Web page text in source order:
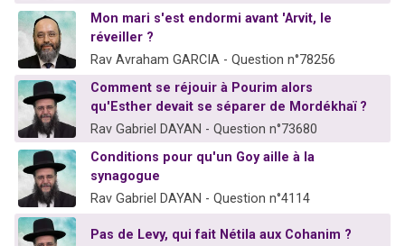
Mon mari s'est endormi avant 'Arvit, le
réveiller ?
Rav Avraham GARCIA - Question n°78256
Comment se réjouir à Pourim alors
qu'Esther devait se séparer de Mordékhaï ?
Rav Gabriel DAYAN - Question n°73680
Conditions pour qu'un Goy aille à la
synagogue
Rav Gabriel DAYAN - Question n°4114
Pas de Levy, qui fait Nétila aux Cohanim ?